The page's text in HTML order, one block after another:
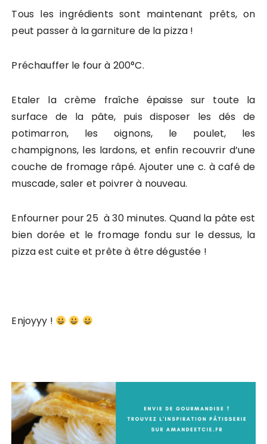
Tous les ingrédients sont maintenant prêts, on
peut passer à la garniture de la pizza !
Préchauffer le four à 200°C.
Etaler la crème fraîche épaisse sur toute la
surface de la pâte, puis disposer les dés de
potimarron, les oignons, le poulet, les
champignons, les lardons, et enfin recouvrir d’une
couche de fromage râpé. Ajouter une c. à café de
muscade, saler et poivrer à nouveau.
Enfourner pour 25 à 30 minutes. Quand la pâte est
bien dorée et le fromage fondu sur le dessus, la
pizza est cuite et prête à être dégustée !
Enjoyyy !